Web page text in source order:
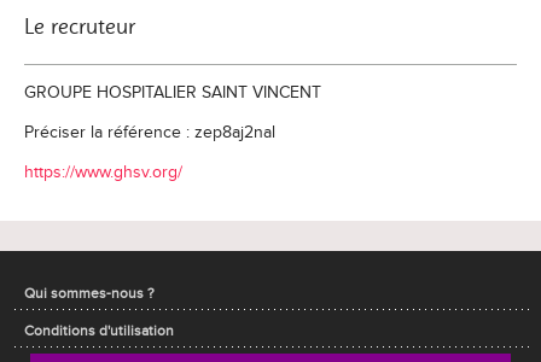
Le recruteur
GROUPE HOSPITALIER SAINT VINCENT
Préciser la référence : zep8aj2nal
https://www.ghsv.org/
Qui sommes-nous ?
Conditions d'utilisation